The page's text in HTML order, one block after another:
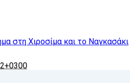
στη Χιροσίμα και το Ναγκασάκι